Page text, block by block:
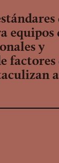
y
factores